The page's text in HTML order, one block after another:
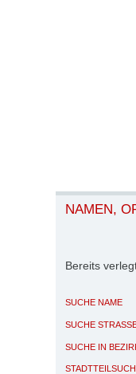
NAMEN,
Bereits
SUCHE NAME
SUCHE
SUCHE IN